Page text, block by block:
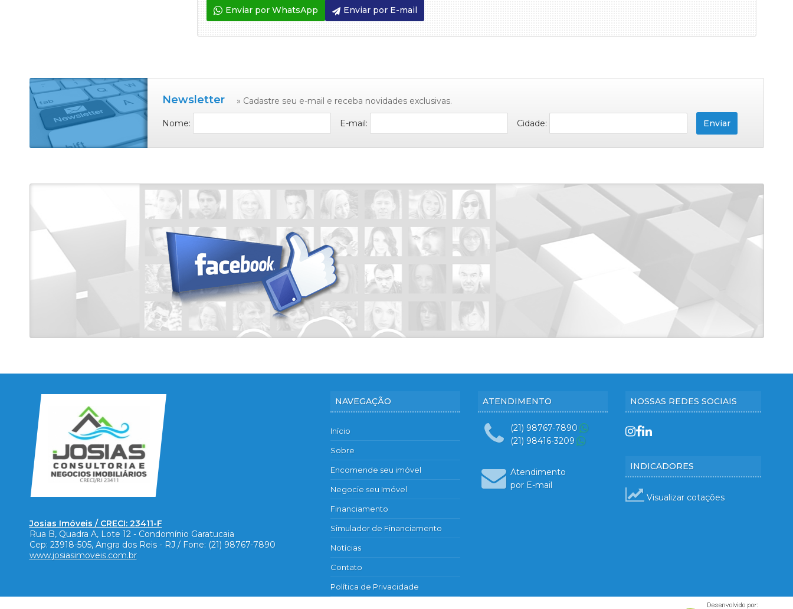
Enviar por WhatsApp Enviar por E-mail
Newsletter » Cadastre seu e-mail e receba novidades exclusivas.
Nome: E-mail: Cidade:
Josias Imóveis / CRECI: 23411-F
Rua B, Quadra A, Lote 12 - Condomínio Garatucaia
Cep: 23918-505, Angra dos Reis- RJ / Fone: (21) 98767-7890
www.josiasimoveis.com.br
NAVEGAÇÃO
Início
Sobre
Encomende seu imóvel
Negocie seu Imóvel
Financiamento
Simulador de Financiamento
Notícias
Contato
Política de Privacidade
ATENDIMENTO
(21) 98767-7890
(21) 98416-3209
Atendimento
por E-mail
NOSSAS REDES SOCIAIS
INDICADORES
Visualizar cotações